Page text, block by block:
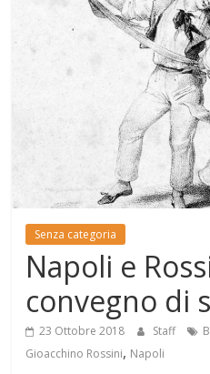
di
turismo
Senza categoria
Napoli e
convegno di
23 Ottobre 2018 Staff
Gioacchino Rossini, Napoli